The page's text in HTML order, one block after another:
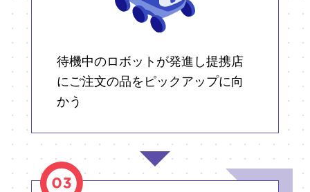
待機中のロボットが発進し提携店
にご注文の品をピックアップに向
かう